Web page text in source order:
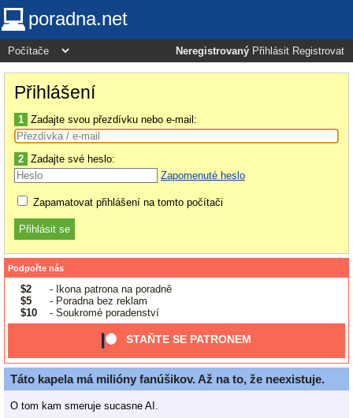
poradna.net
Neregistrovaný Přihlásit Registrovat
Přihlášení
1 Zadajte svou přezdívku nebo e-mail:
2 Zadajte své heslo:
Zapomenuté heslo
Zapamatovat přihlášení na tomto počítači
Podpořte nás
$2
- Ikona patrona na poradně
$5
- Poradna bez reklam
$10
- Soukromé poradenství
STAŇTE SE PATRONEM
Táto kapela má milióny fanúšikov. Až na to, že neexistuje.
O tom kam smeruje sucasne AI.